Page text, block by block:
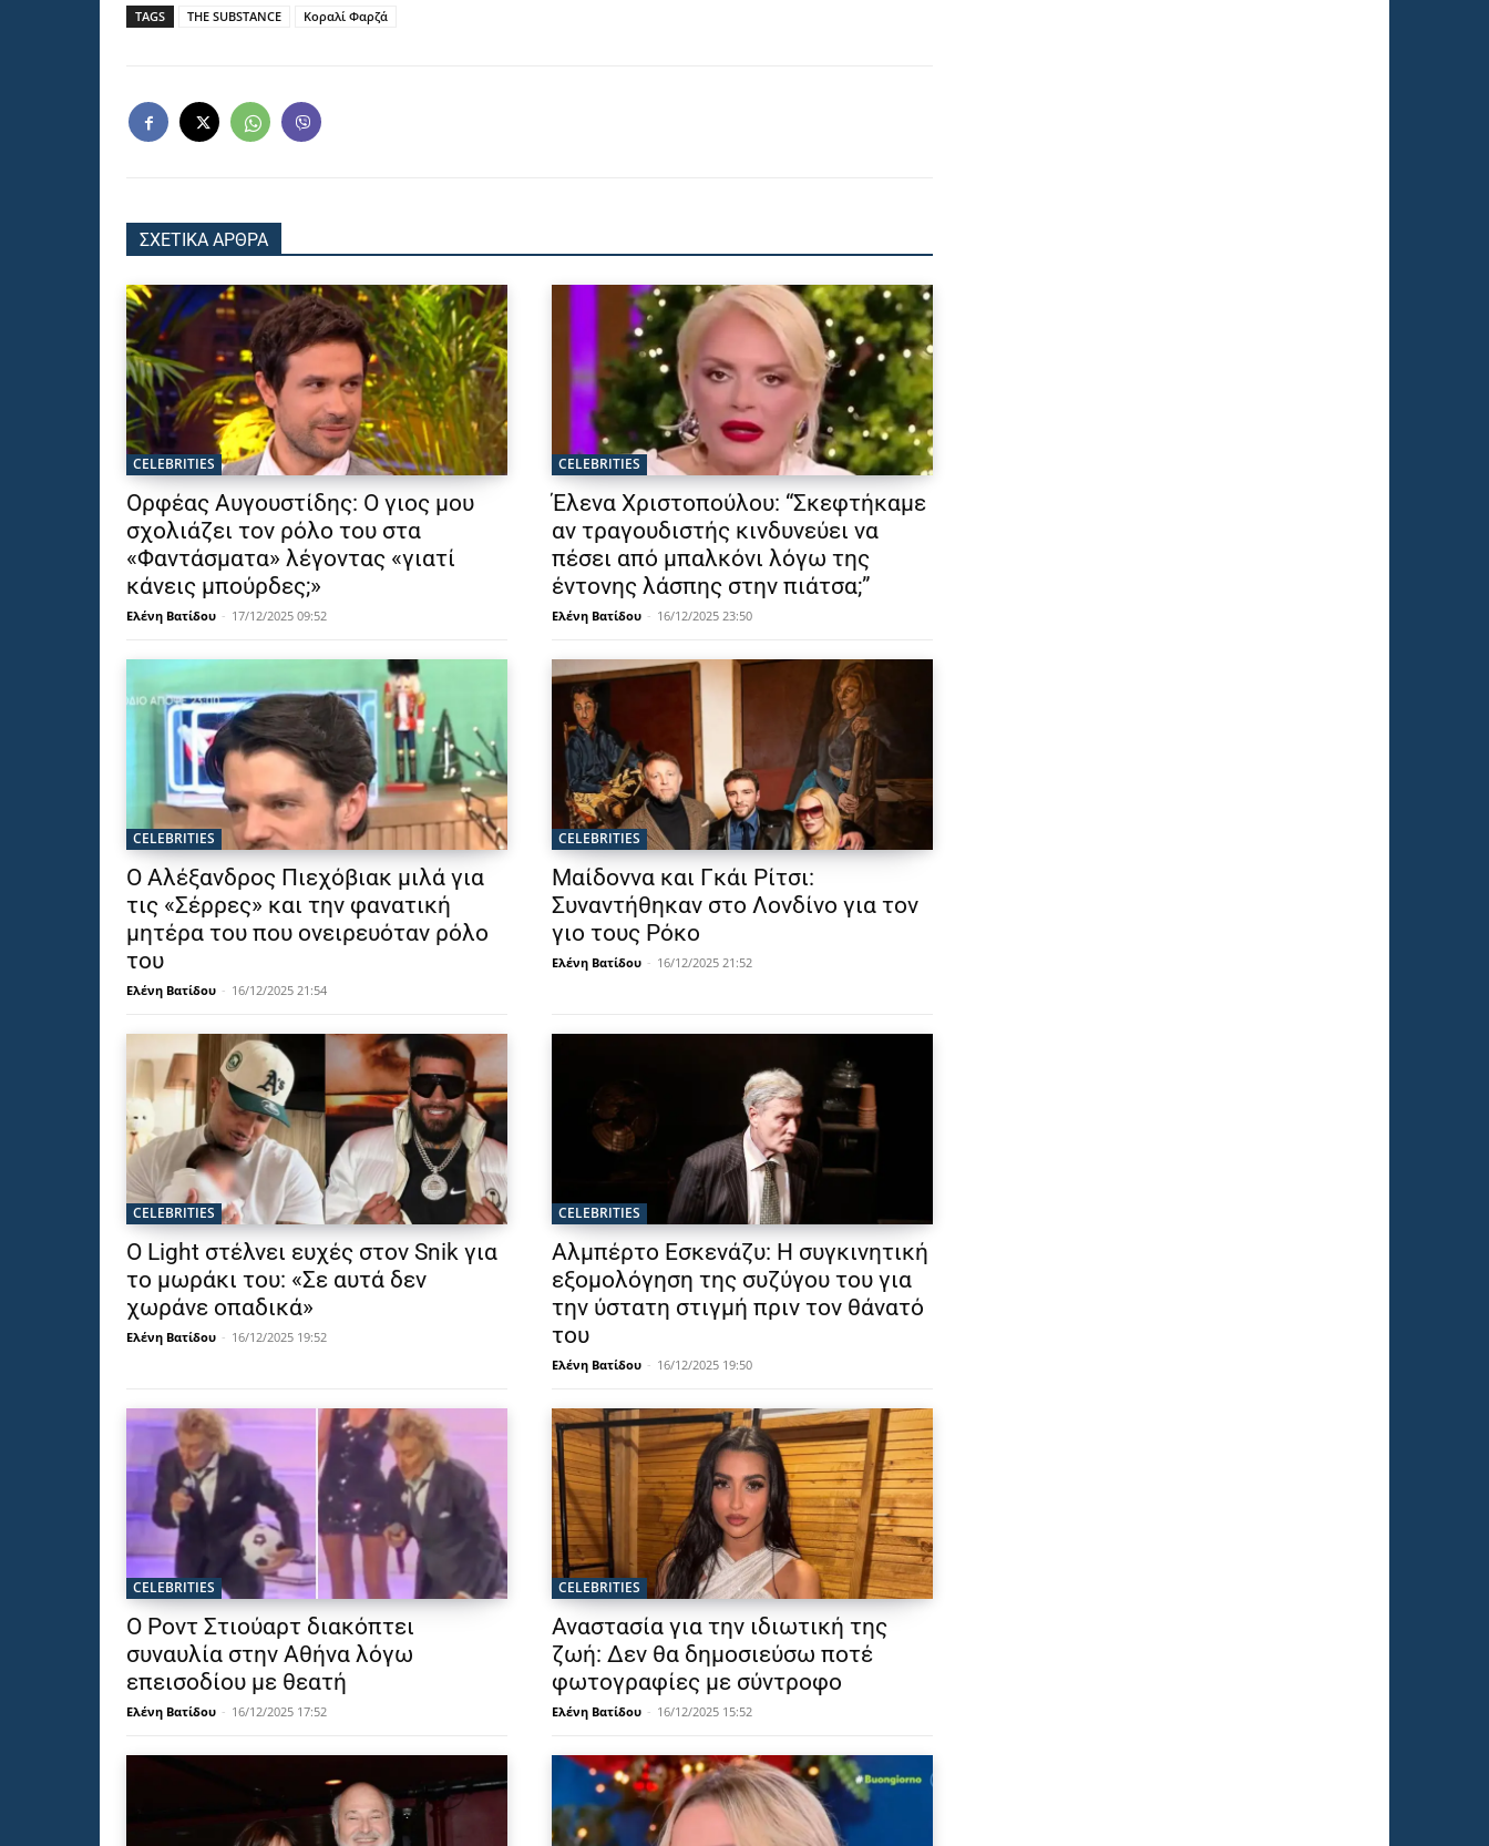
TAGS THE SUBSTANCE Κοραλί Φαρζά
ΣΧΕΤΙΚΑ ΑΡΘΡΑ
CELEBRITIES
Ορφέας Αυγουστίδης: Ο γιος μου
σχολιάζει τον ρόλο του στα
«Φαντάσματα» λέγοντας «γιατί
κάνεις μπούρδες;»
Ελένη Βατίδου - 17/12/2025 09:52
CELEBRITIES
Έλενα Χριστοπούλου: “Σκεφτήκαμε
αν τραγουδιστής κινδυνεύει να
πέσει από μπαλκόνι λόγω της
έντονης λάσπης στην πιάτσα;”
Ελένη Βατίδου - 16/12/2025 23:50
CELEBRITIES
Ο Αλέξανδρος Πιεχόβιακ μιλά για
τις «Σέρρες» και την φανατική
μητέρα του που ονειρευόταν ρόλο
του
Ελένη Βατίδου - 16/12/2025 21:54
CELEBRITIES
Μαίδοννα και Γκάι Ρίτσι:
Συναντήθηκαν στο Λονδίνο για τον
γιο τους Ρόκο
Ελένη Βατίδου - 16/12/2025 21:52
CELEBRITIES
Ο Light στέλνει ευχές στον Snik για
το μωράκι του: «Σε αυτά δεν
χωράνε οπαδικά»
Ελένη Βατίδου - 16/12/2025 19:52
CELEBRITIES
Αλμπέρτο Εσκενάζυ: Η συγκινητική
εξομολόγηση της συζύγου του για
την ύστατη στιγμή πριν τον θάνατό
του
Ελένη Βατίδου - 16/12/2025 19:50
CELEBRITIES
Ο Ροντ Στιούαρτ διακόπτει
συναυλία στην Αθήνα λόγω
επεισοδίου με θεατή
Ελένη Βατίδου - 16/12/2025 17:52
CELEBRITIES
Αναστασία για την ιδιωτική της
ζωή: Δεν θα δημοσιεύσω ποτέ
φωτογραφίες με σύντροφο
Ελένη Βατίδου - 16/12/2025 15:52